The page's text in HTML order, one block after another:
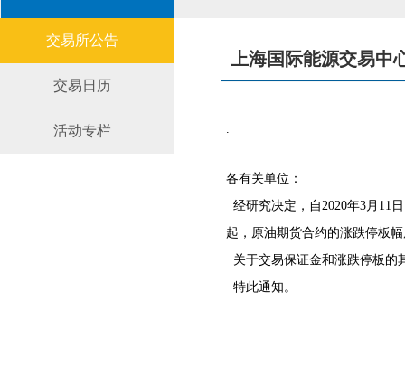
交易所公告
交易日历
活动专栏
上海国际能源交易中
.
各有关单位：
经研究决定，自2020年3月11
起，原油期货合约的涨跌停板
关于交易保证金和涨跌停板的
特此通知。